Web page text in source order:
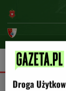
SZCZEGÓŁY
Droga